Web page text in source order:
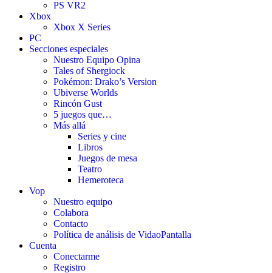
PS VR2
Xbox
Xbox X Series
PC
Secciones especiales
Nuestro Equipo Opina
Tales of Shergiock
Pokémon: Drako’s Version
Ubiverse Worlds
Rincón Gust
5 juegos que…
Más allá
Series y cine
Libros
Juegos de mesa
Teatro
Hemeroteca
Vop
Nuestro equipo
Colabora
Contacto
Política de análisis de VidaoPantalla
Cuenta
Conectarme
Registro